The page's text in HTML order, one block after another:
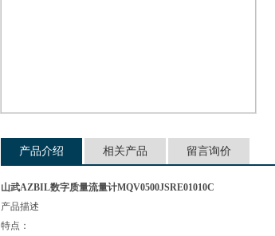
产品介绍 相关产品 留言询价
山武AZBIL数字质量流量计MQV0500JSRE01010C
产品描述
特点：